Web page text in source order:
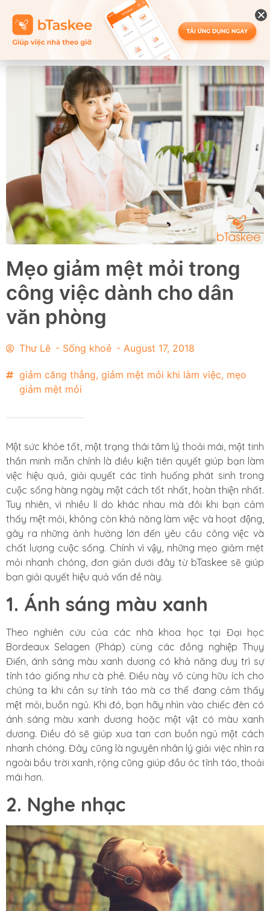
Mẹo giảm mệt mỏi trong
công việc dành cho dân
văn phòng
Thư Lê - Sống khoẻ - August 17, 2018
giảm căng thẳng, giảm mệt mỏi khi làm việc, mẹo
giảm mệt mỏi
Một sức khỏe tốt, một trạng thái tâm lý thoải mái, một tinh
thần minh mẫn chính là điều kiện tiên quyết giúp bạn làm
việc hiệu quả, giải quyết các tình huống phát sinh trong
cuộc sống hàng ngày một cách tốt nhất, hoàn thiện nhất.
Tuy nhiên, vì nhiều lí do khác nhau mà đôi khi bạn cảm
thấy mệt mỏi, không còn khả năng làm việc và hoạt động,
gây ra những ảnh hưởng lớn đến yêu cầu công việc và
chất lượng cuộc sống. Chính vì vậy, những mẹo giảm mệt
mỏi nhanh chóng, đơn giản dưới đây từ bTaskee sẽ giúp
bạn giải quyết hiệu quả vấn đề này.
1. Ánh sáng màu xanh
Theo nghiên cứu của các nhà khoa học tại Đại học
Bordeaux Selagen (Pháp) cùng các đồng nghiệp Thụy
Điển, ánh sáng màu xanh dương có khả năng duy trì sự
tỉnh táo giống như cà phê. Điều này vô cùng hữu ích cho
chúng ta khi cần sự tỉnh táo mà cơ thể đang cảm thấy
mệt mỏi, buồn ngủ. Khi đó, bạn hãy nhìn vào chiếc đèn có
ánh sáng màu xanh dương hoặc một vật có màu xanh
dương. Điều đó sẽ giúp xua tan cơn buồn ngủ một cách
nhanh chóng. Đây cũng là nguyên nhân lý giải việc nhìn ra
ngoài bầu trời xanh, rộng cũng giúp đầu óc tỉnh táo, thoải
mái hơn.
2. Nghe nhạc